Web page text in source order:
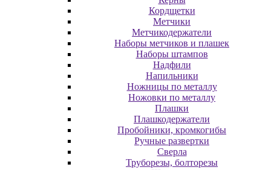
Кордщетки
Метчики
Метчикодержатели
Наборы метчиков и плашек
Наборы штампов
Надфили
Напильники
Ножницы по металлу
Ножовки по металлу
Плашки
Плашкодержатели
Пробойники, кромкогибы
Ручные развертки
Сверла
Труборезы, болторезы